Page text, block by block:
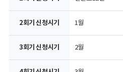
1월
2월